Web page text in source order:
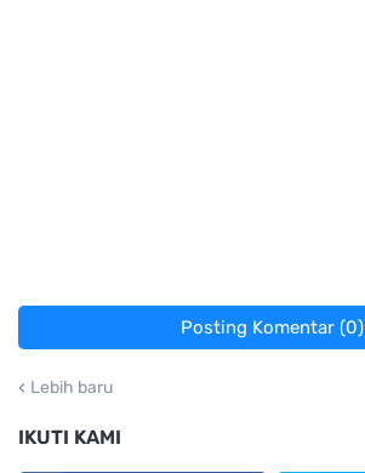
Posting Komentar (0)
Lebih baru
IKUTI KAMI